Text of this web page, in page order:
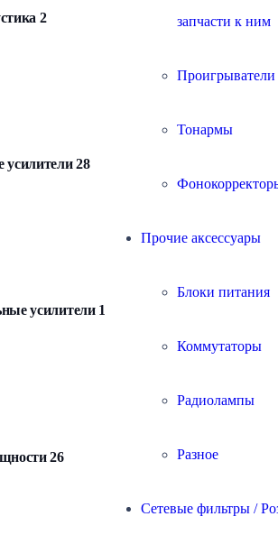
запчасти к ним
Тонармы
Прочие аксессуары
Блоки питания
Коммутаторы
Радиолампы
Разное
Сетевые фильтры /
2
усилители28
усилители 16
26